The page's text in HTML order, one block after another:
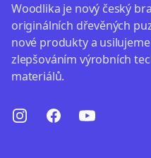
Woodlika je nový český
originálních dřevěných
nové produkty a
zlepšováním výrobních
materiálů.
InstagramFacebookYoutube